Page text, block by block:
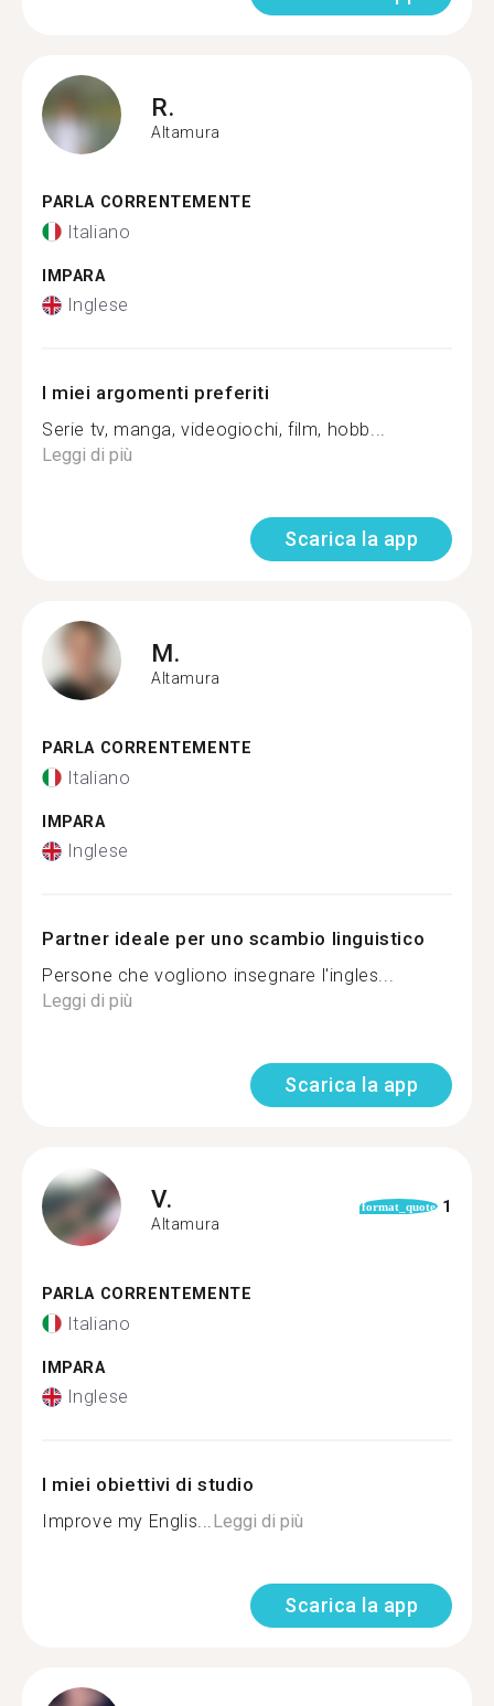
R.
Altamura
PARLA CORRENTEMENTE
Italiano
IMPARA
Inglese
I miei argomenti preferiti
Serie tv, manga, videogiochi, film, hobb...
Leggi di più
Scarica la app
M.
Altamura
PARLA CORRENTEMENTE
Italiano
IMPARA
Inglese
Partner ideale per uno scambio linguistico
Persone che vogliono insegnare l'ingles...
Leggi di più
Scarica la app
V.
Altamura
format_quote 1
PARLA CORRENTEMENTE
Italiano
IMPARA
Inglese
I miei obiettivi di studio
Improve my Englis...Leggi di più
Scarica la app